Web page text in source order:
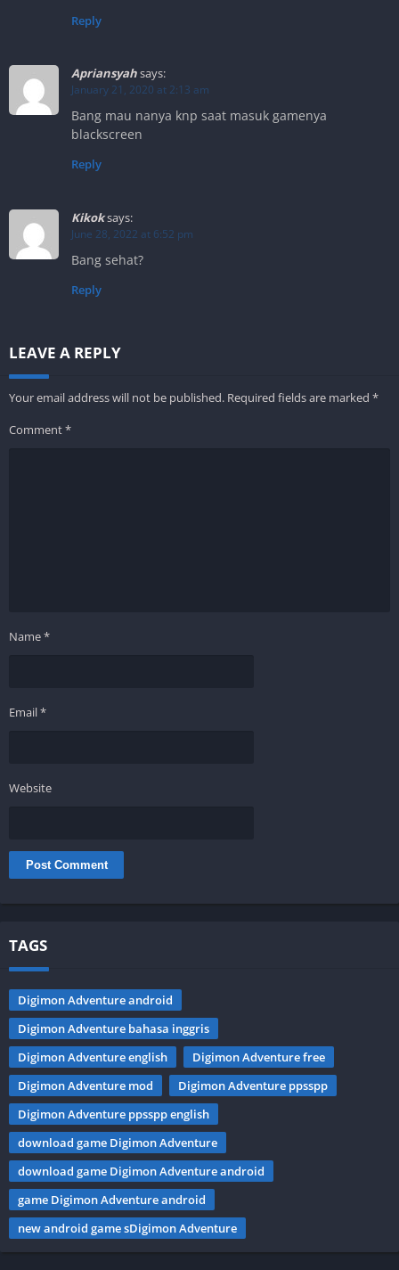
Reply
Apriansyahsays:
January 21, 2020 at 2:13 am
Bang mau nanya knp saat masuk gamenya
blackscreen
Reply
Kikoksays:
June 28, 2022 at 6:52 pm
Bang sehat?
Reply
LEAVE A REPLY
Your email address will not be published. Required fields are marked *
Comment*
Name*
Email*
Website
TAGS
Digimon Adventure android
Digimon Adventure bahasa inggris
Digimon Adventure english
Digimon Adventure free
Digimon Adventure mod
Digimon Adventure ppsspp
Digimon Adventure ppsspp english
download game Digimon Adventure
download game Digimon Adventure android
game Digimon Adventure android
new android game sDigimon Adventure